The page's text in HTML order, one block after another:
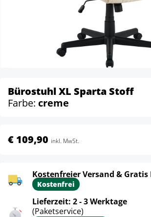
Bürostuhl XL Sparta Stoff
Farbe: creme
€ 109,90 inkl. MwSt.
Kostenfreier Versand & Gratis
Kostenfrei
Lieferzeit: 2 - 3 Werktage
(Paketservice)